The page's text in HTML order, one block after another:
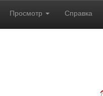
Просмотр Справка